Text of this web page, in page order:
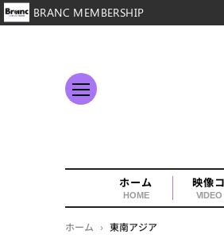
ホーム
HOME
映像
ホーム › 東南アジア
BRANC MEMBERSHIP